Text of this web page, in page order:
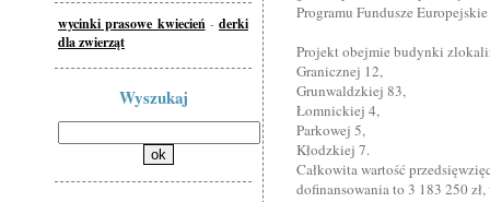
wycinki prasowe kwiecień - derki
dla zwierząt
Wyszukaj
Programu Fundusze
Projekt obejmie budynki
Granicznej 12,
Grunwaldzkiej 83,
Łomnickiej 4,
Parkowej 5,
Kłodzkiej 7.
Całkowita wartość
dofinansowania to 3 183 250